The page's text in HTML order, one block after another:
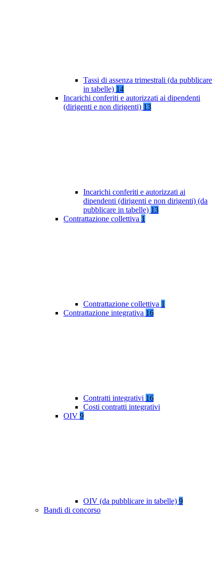
Tassi di assenza trimestrali (da pubblicare
in tabelle) 14
Incarichi conferiti e autorizzati ai dipendenti
(dirigenti e non dirigenti) 13
Incarichi conferiti e autorizzati ai
dipendenti (dirigenti e non dirigenti) (da
pubblicare in tabelle) 13
Contrattazione collettiva 1
Contrattazione collettiva 1
Contrattazione integrativa 16
Contratti integrativi 16
Costi contratti integrativi
OIV 9
OIV (da pubblicare in tabelle) 9
Bandi di concorso